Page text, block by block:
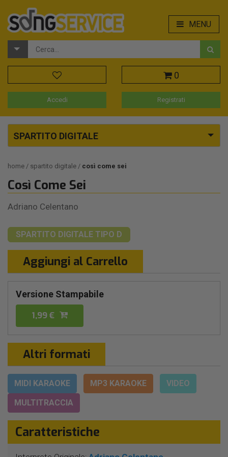
MENU
0
Accedi Registrati
SPARTITO DIGITALE
home spartito digitale così come sei
Così Come Sei
Adriano Celentano
SPARTITO DIGITALE TIPO D
Aggiungi al Carrello
Versione Stampabile
1,99 €
Altri formati
MIDI KARAOKE MP3 KARAOKE
VIDEO
MULTITRACCIA
Caratteristiche